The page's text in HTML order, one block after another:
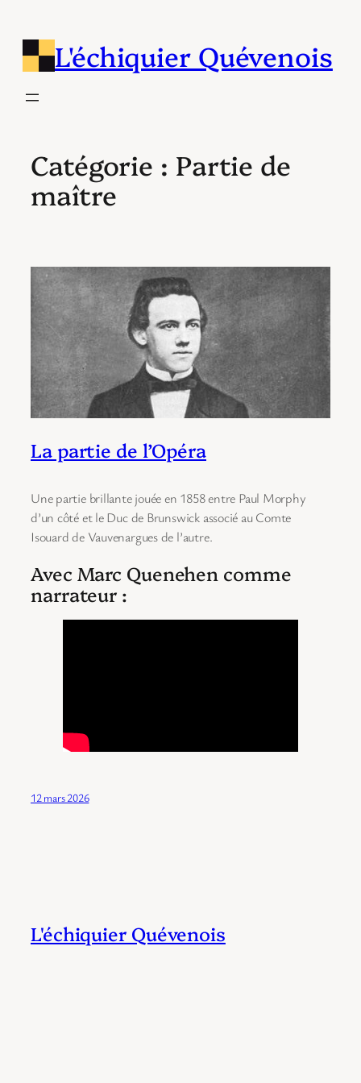
contenuL'échiquier Quévenois
Catégorie : Partie de
maître
La partie de l’Opéra
Une partie brillante jouée en 1858 entre Paul Morphy
d’un côté et le Duc de Brunswick associé au Comte
Isouard de Vauvenargues de l’autre.
Avec Marc Quenehen comme
narrateur :
12 mars 2026
L'échiquier Quévenois